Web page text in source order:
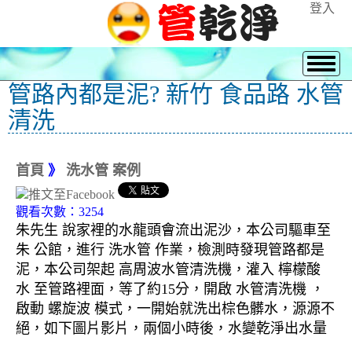
登入
管路內都是泥? 新竹 食品路 水管
清洗
首頁 》 洗水管 案例
觀看次數：3254
朱先生 說家裡的水龍頭會流出泥沙，本公司驅車至
朱 公館，進行 洗水管 作業，檢測時發現管路都是
泥，本公司架起 高周波水管清洗機，灌入 檸檬酸
水 至管路裡面，等了約15分，開啟 水管清洗機 ，
啟動 螺旋波 模式，一開始就洗出棕色髒水，源源不
絕，如下圖片影片，兩個小時後，水變乾淨出水量